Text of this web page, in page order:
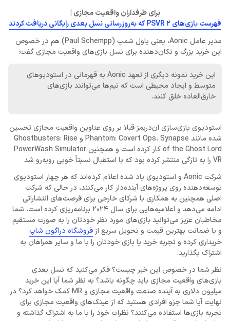
برای طرفداران واقعیت مجازی |
فهرست بازی‌های PSVR 2 که به‌روزرسانی نسل بعدی رایگانی دریافت کردند
مدیر عامل Aonic، یعنی پاول شمپ (Paul Schempp) هم در خصوص
این خرید بزرگ و تکان‌دهنده برای نسل بازی‌های واقعیت‌ مجازی گفت:
این خرید نمونه دیگری از تعهد Aonic به قهرمانی در استودیوهای
متوسط و ایجاد محیطی است که تیم‌ها می‌توانند بازی‌های
خارق‌العاده خلق کنند.
استودیوی بازی‌سازی ان‌دریمز قبلا بر روی عناوین واقعیت مجازی تحسین
شده مانند Phantom: Covert Ops، Synapse و Ghostbusters: Rise
of the Ghost Lord کار کرده است و همچنین PowerWash Simulator
VR را به تازگی منتشر کرده بود که با استقبال نسبتاً خوبی روبه‌رو شد
شرکت Aonic و استودیوی یاد شده اعلام کرده‌اند که هر چهار استودیوی
توسعه‌دهنده روی پروژه‌های آینده‌دار کار می‌کنند، در حالی که شرکت
اصلی همچنین به همکاری با شرکای خارجی برای فرصت‌های انتشاراتی
ادامه می‌دهد و اعلامیه‌هایی برای سال 2024 برنامه‌ریزی کرده است. شما
مخاطبان عزیز می‌توانید بازی‌های مورد نظر خودتان را به صورت مستقیم
و با ضمانت بهترین قیمت و تحویل سریع ازفروشگاه دراگون شاپ
خریداری کرده و تجربه خرید یا بازی خودتان را با ما و سایر همراهان به
اشتراک بگذارید.
نظر شما در خصوص این خبر چیست؟ فکر می‌کنید که نسل بعدی
بازی‌های واقعیت مجازی باید چگونه باشد؟ به نظر شما آیا این خرید
میلیون دلاری به آینده صنعت واقعیت مجازی و MR کمک خواهد کرد؟ در
نهایت آیا شما جزو افرادی هستید که از عینک‌های واقعیت مجازی برای
تجربه بازی‌ها استفاده می‌کنند؟ نظرات خود را با ما به اشتراک گذاشته و